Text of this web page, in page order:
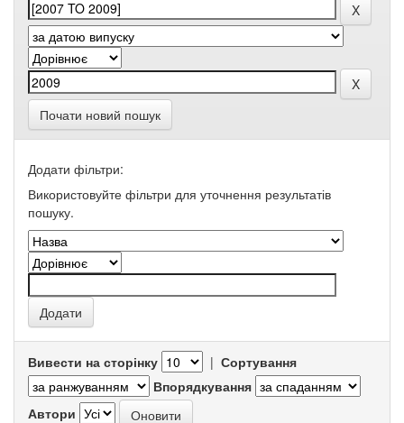
Почати новий пошук
Додати фільтри:
Використовуйте фільтри для уточнення результатів
пошуку.
Вивести на сторінку | Сортування
Впорядкування
Автори